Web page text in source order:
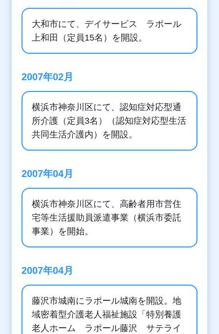
大和市にて、デイサービス ラポール
上和田（定員15名）を開設。
2007年02月
横浜市神奈川区にて、認知症対応型通
所介護（定員3名）（認知症対応型生活
共同生活介護内）を開設。
2007年04月
横浜市神奈川区にて、高齢者用市営住
宅等生活援助員派遣事業（横浜市委託
事業）を開始。
2007年04月
藤沢市城南にラポール城南を開設。地
域密着型介護老人福祉施設「特別養護
老人ホーム ラポール藤沢 サテライ